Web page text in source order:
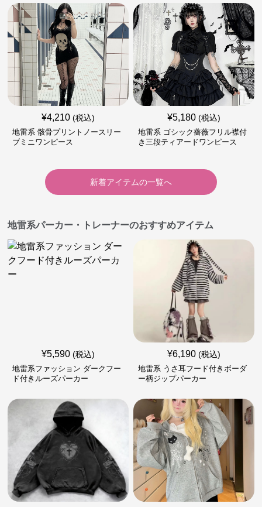
¥4,210 (税込)
地雷系 骸骨プリントノースリー
ブミニワンピース
¥5,180 (税込)
地雷系 ゴシック薔薇フリル襟付
き三段ティアードワンピース
新着アイテムの一覧へ
地雷系パーカー・トレーナーのおすすめアイテム
¥5,590 (税込)
地雷系ファッション ダークフー
ド付きルーズパーカー
¥6,190 (税込)
地雷系 うさ耳フード付きボーダ
ー柄ジップパーカー